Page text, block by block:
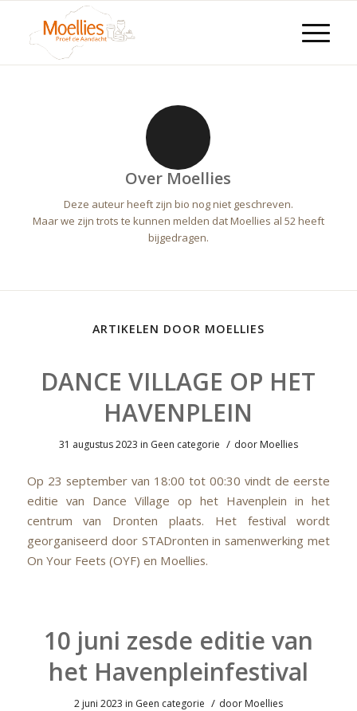
Over Moellies
Deze auteur heeft zijn bio nog niet geschreven.
Maar we zijn trots te kunnen melden datMoellies al 52 heeft
bijgedragen.
ARTIKELEN DOOR MOELLIES
DANCE VILLAGE OP HET
HAVENPLEIN
31 augustus 2023 in Geen categorie / door Moellies
Op 23 september van 18:00 tot 00:30 vindt de eerste
editie van Dance Village op het Havenplein in het
centrum van Dronten plaats. Het festival wordt
georganiseerd door STADronten in samenwerking met
On Your Feets (OYF) en Moellies.
10 juni zesde editie van
het Havenpleinfestival
2 juni 2023 in Geen categorie / door Moellies